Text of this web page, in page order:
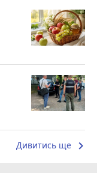
Дивитись ще keyboard_arrow_right